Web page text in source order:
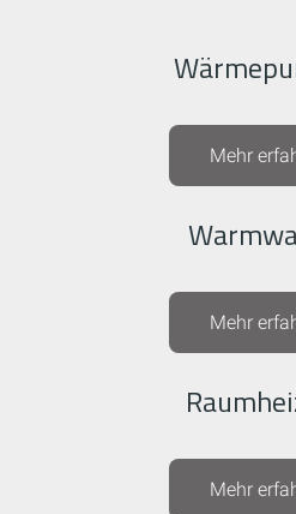
Mehr
Mehr
Mehr